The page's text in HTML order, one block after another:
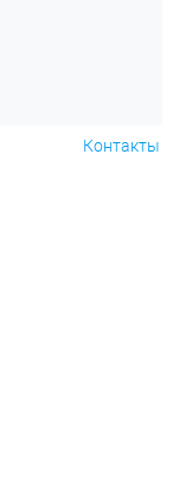
Контакты